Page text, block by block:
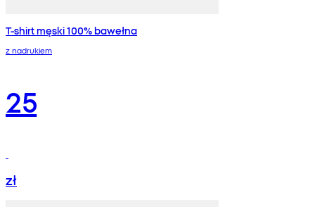
T-shirt męski 100% bawełna
z nadrukiem
25
zł